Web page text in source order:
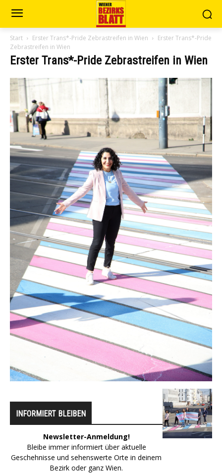
Start Erster Trans*-Pride Zebrastreifen in Wien
Erster Trans*-Pride
Zebrastreifen in Wien
Erster Trans*-Pride Zebrastreifen in Wien
INFORMIERT BLEIBEN
Newsletter-Anmeldung!
Bleibe immer informiert über aktuelle
Geschehnisse und sehenswerte Orte in deinem
Bezirk oder ganz Wien.